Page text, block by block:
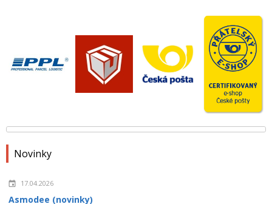
Novinky
17.04.2026
Asmodee (novinky)